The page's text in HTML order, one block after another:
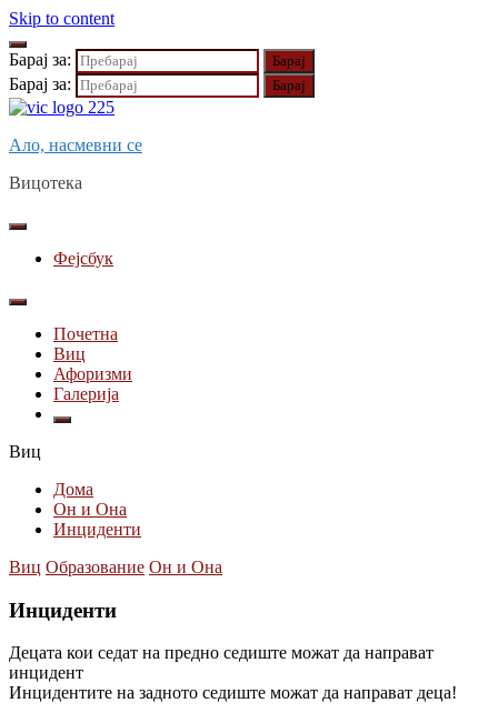
Skip to content
Барај за:
Барај за:
Ало, насмевни се
Вицотека
Фејсбук
Почетна
Виц
Афоризми
Галерија
Виц
Дома
Он и Она
Инциденти
Виц Образованиe Он и Она
Инциденти
Децата кои седат на предно седиште можат да направат
инцидент
Инцидентите на задното седиште можат да направат деца!